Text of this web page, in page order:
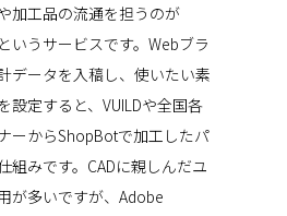
加工品の流通を担うのが
いうサービスです。Webブラ
データを入稿し、使いたい素
設定すると、VUILDや全国各
ーからShopBotで加工したパ
組みです。CADに親しんだユ
が多いですが、Adobe